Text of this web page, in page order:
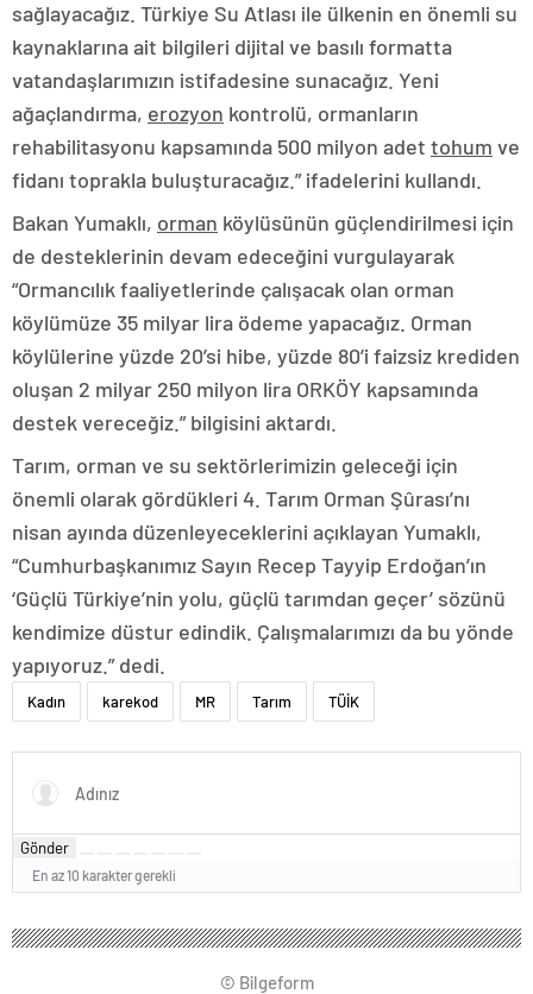
sağlayacağız. Türkiye Su Atlası ile ülkenin en önemli su
kaynaklarına ait bilgileri dijital ve basılı formatta
vatandaşlarımızın istifadesine sunacağız. Yeni
ağaçlandırma, erozyon kontrolü, ormanların
rehabilitasyonu kapsamında 500 milyon adet tohum ve
fidanı toprakla buluşturacağız.” ifadelerini kullandı.
Bakan Yumaklı, orman köylüsünün güçlendirilmesi için
de desteklerinin devam edeceğini vurgulayarak
“Ormancılık faaliyetlerinde çalışacak olan orman
köylümüze 35 milyar lira ödeme yapacağız. Orman
köylülerine yüzde 20’si hibe, yüzde 80’i faizsiz krediden
oluşan 2 milyar 250 milyon lira ORKÖY kapsamında
destek vereceğiz.” bilgisini aktardı.
Tarım, orman ve su sektörlerimizin geleceği için
önemli olarak gördükleri 4. Tarım Orman Şûrası’nı
nisan ayında düzenleyeceklerini açıklayan Yumaklı,
“Cumhurbaşkanımız Sayın Recep Tayyip Erdoğan’ın
‘Güçlü Türkiye’nin yolu, güçlü tarımdan geçer’ sözünü
kendimize düstur edindik. Çalışmalarımızı da bu yönde
yapıyoruz.” dedi.
Kadın karekod MR Tarım TÜİK
Gönder
En az 10 karakter gerekli
© Bilgeform